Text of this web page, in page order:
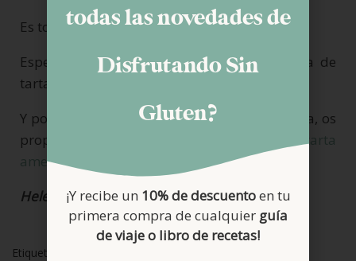
Es todo por hoy.
Espero que os haya gustado esta propuesta de
tarta de queso y calabaza, otoñal y deliciosa.
Y por si os apetecen más recetas con calabaza, os
propongo hacer esta
o esta típicatarta
americana de calabaza
Helena
Etiquetas:
todas las novedades de
Disfrutando Sin
Gluten?
¡Y recibe un 10% de descuentoen tu
primera compra de cualquier guía
de viaje o libro de recetas!